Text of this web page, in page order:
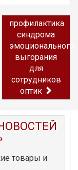
профилактика
синдрома
эмоционального
выгорания
для
сотрудников
оптик
товары и